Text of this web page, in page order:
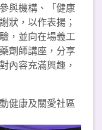
與機構、「健康
狀，以作表揚；
，並向在場義工
劑師講座，分享
內容充滿興趣，
健康及關愛社區